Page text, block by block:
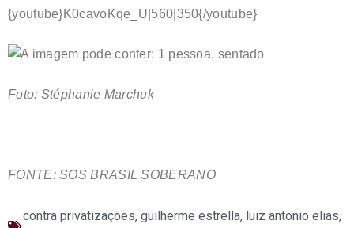
{youtube}K0cavoKqe_U|560|350{/youtube}
Foto: Stéphanie Marchuk
FONTE: SOS BRASIL SOBERANO
contra privatizações, guilherme estrella, luiz antonio elias,